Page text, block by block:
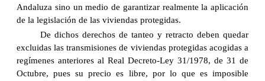
Andaluza sino un medio de garantizar realmente la aplicación
de la legislación de las viviendas protegidas.
De dichos derechos de tanteo y retracto deben quedar
excluidas las transmisiones de viviendas protegidas acogidas a
regímenes anteriores al Real Decreto-Ley 31/1978, de 31 de
Octubre, pues su precio es libre, por lo que es imposible